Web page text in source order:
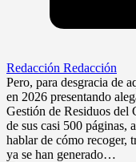
Redacción Redacción
Pero, para desgracia de
en 2026 presentando
Gestión de Residuos del
de sus casi 500 páginas,
hablar de cómo recoger,
ya se han generado…